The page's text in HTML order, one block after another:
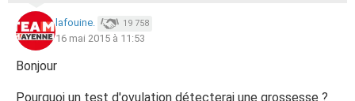
lafouine. 19 758
16 mai 2015 à 11:53
Bonjour
Pourquoi un test d'ovulation détecterai une grossesse ?